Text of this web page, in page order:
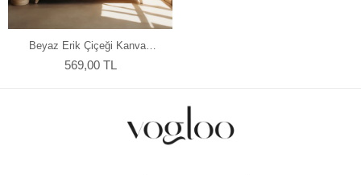
Beyaz Erik Çiçeği Kanvas
Tablo
569,00 TL